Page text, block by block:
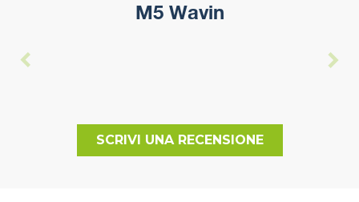
M5 Wavin
SCRIVI UNA RECENSIONE